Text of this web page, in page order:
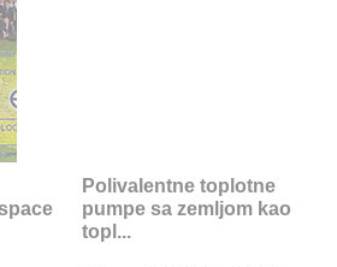
Polivalentne toplotne
pumpe sa zemljom kao
topl...